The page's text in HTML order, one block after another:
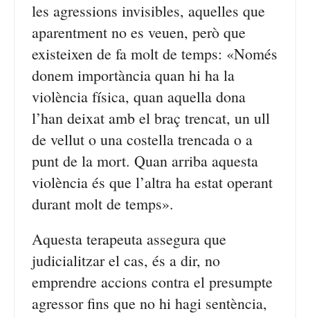
les agressions invisibles, aquelles que
aparentment no es veuen, però que
existeixen de fa molt de temps: «Només
donem importància quan hi ha la
violència física, quan aquella dona
l’han deixat amb el braç trencat, un ull
de vellut o una costella trencada o a
punt de la mort. Quan arriba aquesta
violència és que l’altra ha estat operant
durant molt de temps».
Aquesta terapeuta assegura que
judicialitzar el cas, és a dir, no
emprendre accions contra el presumpte
agressor fins que no hi hagi sentència,